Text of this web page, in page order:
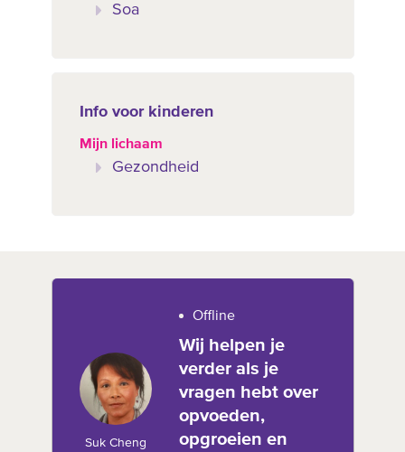
Soa
Info voor kinderen
Mijn lichaam
Gezondheid
Suk Cheng
Offline
Wij helpen je
verder als je
vragen hebt over
opvoeden,
opgroeien en